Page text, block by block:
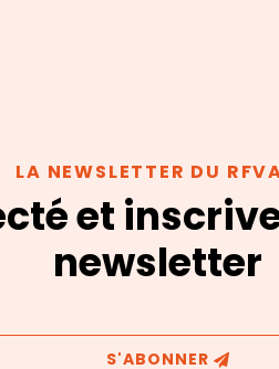
LA NEWSLETTER DU
et
newsletter
S'ABONNER